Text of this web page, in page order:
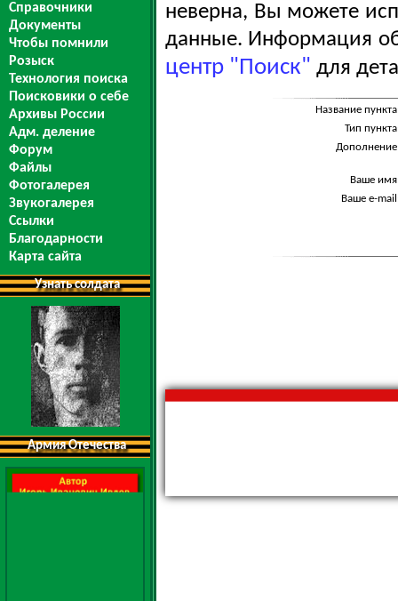
Справочники
Документы
Чтобы помнили
Розыск
Технология поиска
Поисковики о себе
Архивы России
Адм. деление
Форум
Файлы
Фотогалерея
Звукогалерея
Ссылки
Благодарности
Карта сайта
Узнать солдата
Армия Отечества
неверна, Вы можете
данные. Информация
центр "Поиск" для
Название
Тип
Ваше
Ваше e-